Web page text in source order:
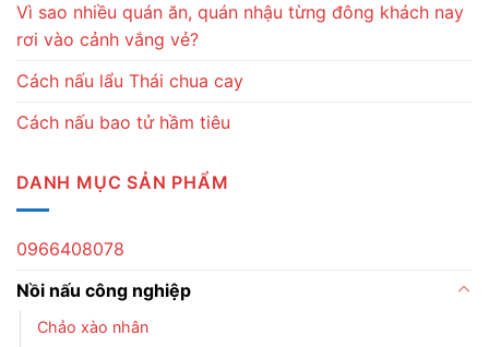
Vì sao nhiều quán ăn, quán nhậu từng đông khách nay
rơi vào cảnh vắng vẻ?
Cách nấu lẩu Thái chua cay
Cách nấu bao tử hầm tiêu
DANH MỤC SẢN PHẨM
0966408078
Nồi nấu công nghiệp
Chảo xào nhân